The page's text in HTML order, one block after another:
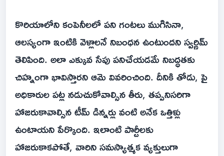
కొరియాలోని కంపెనీలలో పని గంటలు ముగిసినా,
ఆలస్యంగా ఇంటికి వెళ్లాలనే నిబంధన ఉంటుందని స్వర్ణిమ్
తెలిపింది. అలా ఎక్కువ సేపు పనిచేయడమే నిబద్ధతకు
చిహ్నంగా భావిస్తారని ఆమె వివరించింది. దీనికి తోడు, పై
అధికారుల పట్ల నడుచుకోవాల్సిన తీరు, తప్పనిసరిగా
హాజరుకావాల్సిన టీమ్ డిన్నర్లు వంటి అనేక ఒత్తిళ్లు
ఉంటాయని పేర్కొంది. ఇలాంటి పార్టీలకు
హాజరుకాకపోతే, వారిని సమస్యాత్మక వ్యక్తులుగా